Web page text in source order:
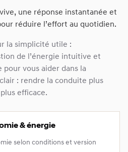
une réponse instantanée et
réduire l’effort au quotidien.
la simplicité utile :
de l’énergie intuitive et
pour vous aider dans la
: rendre la conduite plus
efficace.
& énergie
selon conditions et version